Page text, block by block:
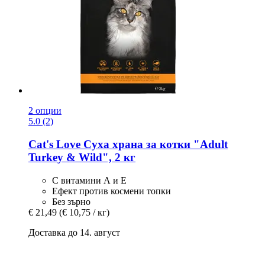
2 опции
5.0 (2)
Cat's Love Суха храна за котки "Adult
Turkey & Wild", 2 кг
С витамини А и Е
Ефект против космени топки
Без зърно
€ 21,49 (€ 10,75 / кг)
Доставка до 14. август